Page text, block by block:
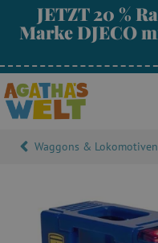
JETZT 20 %
Marke DJECO
Waggons & Lokomotiven